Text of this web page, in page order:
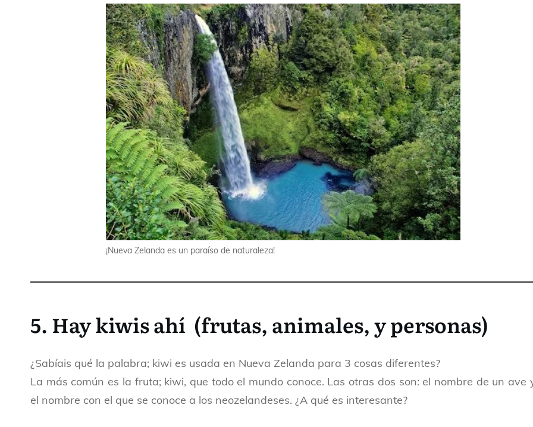
¡Nueva Zelanda es un paraíso de naturaleza!
5. Hay kiwis ahí (frutas, animales, y personas)
¿Sabíais qué la palabra; kiwi es usada en Nueva Zelanda para 3 cosas diferentes?
La más común es la fruta; kiwi, que todo el mundo conoce. Las otras dos son: el nombre de un ave
el nombre con el que se conoce a los neozelandeses. ¿A qué es interesante?